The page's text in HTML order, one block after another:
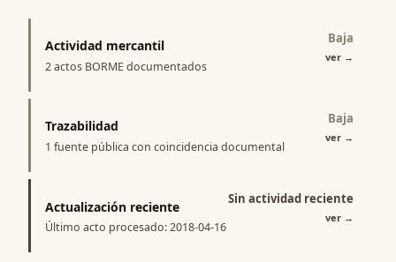
Actividad mercantil
2 actos BORME documentados
Baja
ver →
Trazabilidad
1 fuente pública con coincidencia documental
Baja
ver →
Actualización reciente
Último acto procesado: 2018-04-16
Sin actividad reciente
ver →